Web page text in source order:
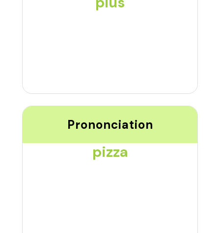
Prononciation
pizza